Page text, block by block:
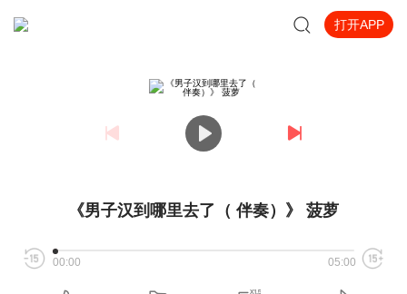
打开APP
《男子汉到哪里去了（ 伴奏）》 菠萝
00:00 05:00